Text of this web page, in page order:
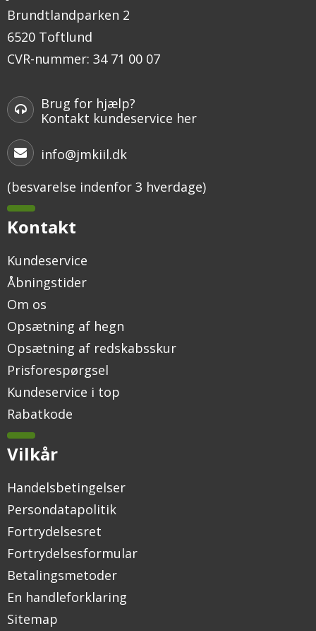
Brundtlandparken 2
6520 Toftlund
CVR-nummer: 34 71 00 07
Brug for hjælp?
Kontakt kundeservice her
info@jmkiil.dk
(besvarelse indenfor 3 hverdage)
Kontakt
Kundeservice
Åbningstider
Om os
Opsætning af hegn
Opsætning af redskabsskur
Prisforespørgsel
Kundeservice i top
Rabatkode
Vilkår
Handelsbetingelser
Persondatapolitik
Fortrydelsesret
Fortrydelsesformular
Betalingsmetoder
En handleforklaring
Sitemap